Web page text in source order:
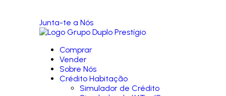
Junta-te a Nós
Comprar
Vender
Sobre Nós
Crédito Habitação
Simulador de Crédito